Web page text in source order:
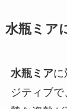
水瓶ミア
水瓶ミアに
ジティブ